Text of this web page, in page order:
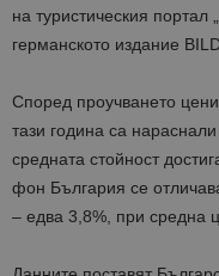
на туристическия портал
германското издание
Според проучването
тази година са
средната стойност
фон България се
– едва 3,8%, при средна